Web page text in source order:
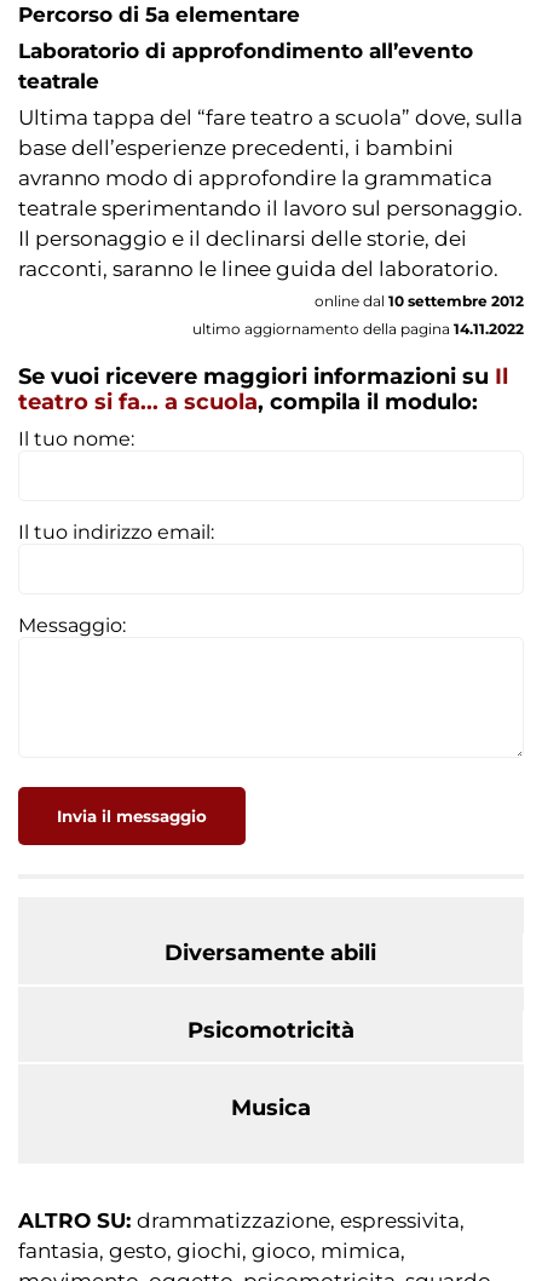
Percorso di 5a elementare
Laboratorio di approfondimento all’evento
teatrale
Ultima tappa del “fare teatro a scuola” dove, sulla
base dell’esperienze precedenti, i bambini
avranno modo di approfondire la grammatica
teatrale sperimentando il lavoro sul personaggio.
Il personaggio e il declinarsi delle storie, dei
racconti, saranno le linee guida del laboratorio.
online dal 10 settembre 2012
ultimo aggiornamento della pagina 14.11.2022
Se vuoi ricevere maggiori informazioni su Il
teatro si fa... a scuola, compila il modulo:
Il tuo nome:
Il tuo indirizzo email:
Messaggio:
Invia il messaggio
Diversamente abili
Psicomotricità
Musica
ALTRO SU: drammatizzazione espressivita
fantasia gesto giochi gioco mimica